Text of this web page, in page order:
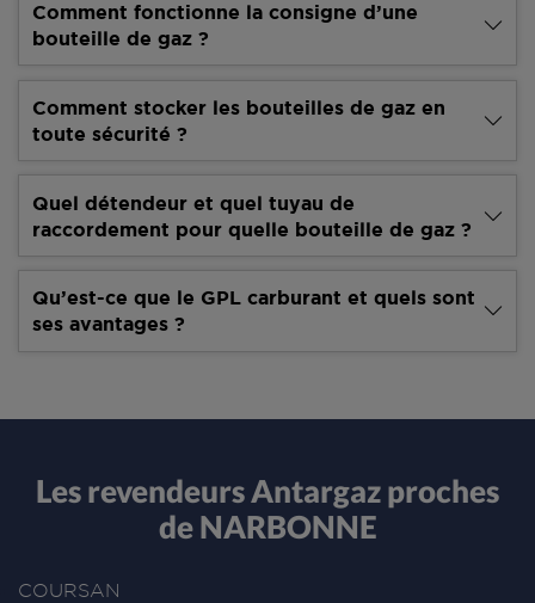
Comment fonctionne la consigne d’une
bouteille de gaz ?
Comment stocker les bouteilles de gaz en
toute sécurité ?
Quel détendeur et quel tuyau de
raccordement pour quelle bouteille de gaz ?
Qu’est-ce que le GPL carburant et quels sont
ses avantages ?
Les revendeurs Antargaz proches
de NARBONNE
COURSAN